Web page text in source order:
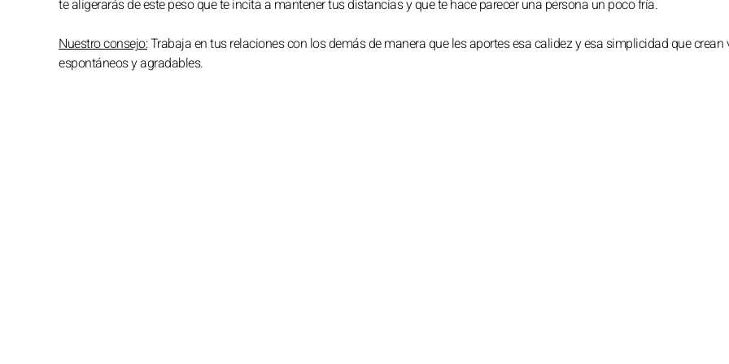
te aligerarás de este peso que te incita a mantener tus distancias y que te hace parecer una persona un poco fría.
Nuestro consejo:Trabaja en tus relaciones con los demás de manera que les aportes esa calidez y esa simplicidad que crean
espontáneos y agradables.